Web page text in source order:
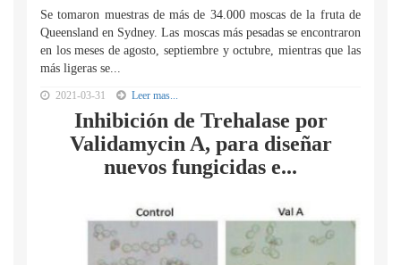
Se tomaron muestras de más de 34.000 moscas de la fruta de
Queensland en Sydney. Las moscas más pesadas se encontraron
en los meses de agosto, septiembre y octubre, mientras que las
más ligeras se...
2021-03-31 Leer mas...
Inhibición de Trehalase por
Validamycin A, para diseñar
nuevos fungicidas e...